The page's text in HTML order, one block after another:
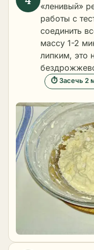
«ленивый»
работы с
соединить
массу 1-2
липким, это
⏱ Засечь 2